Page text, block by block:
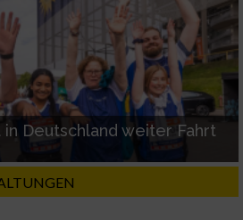
in Deutschland weiter Fahrt